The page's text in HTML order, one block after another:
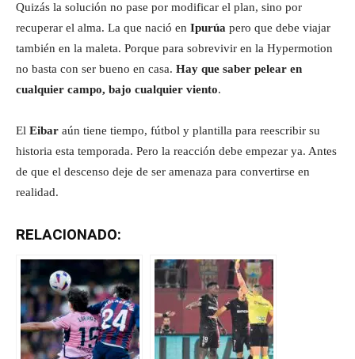
Quizás la solución no pase por modificar el plan, sino por
recuperar el alma. La que nació en Ipurúa pero que debe viajar
también en la maleta. Porque para sobrevivir en la Hypermotion
no basta con ser bueno en casa. Hay que saber pelear en
cualquier campo, bajo cualquier viento.
El Eibar aún tiene tiempo, fútbol y plantilla para reescribir su
historia esta temporada. Pero la reacción debe empezar ya. Antes
de que el descenso deje de ser amenaza para convertirse en
realidad.
RELACIONADO: